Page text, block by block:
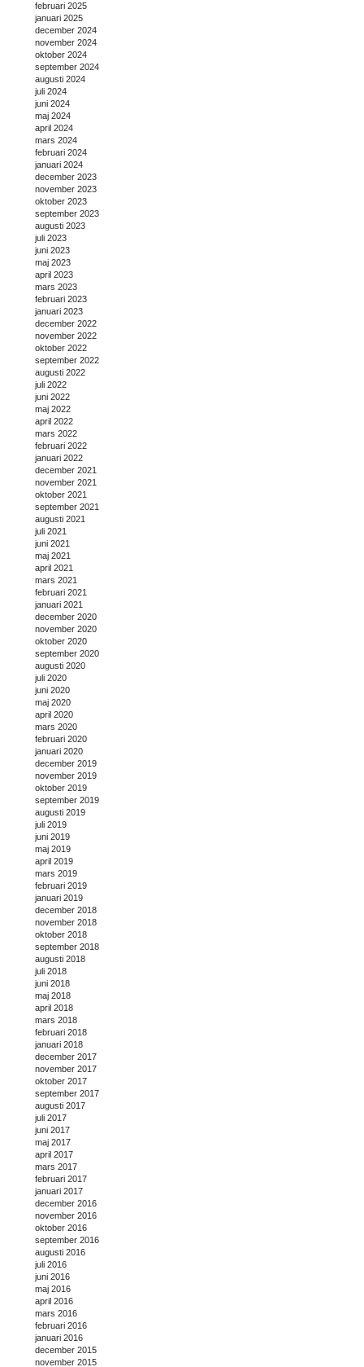
februari 2025
januari 2025
december 2024
november 2024
oktober 2024
september 2024
augusti 2024
juli 2024
juni 2024
maj 2024
april 2024
mars 2024
februari 2024
januari 2024
december 2023
november 2023
oktober 2023
september 2023
augusti 2023
juli 2023
juni 2023
maj 2023
april 2023
mars 2023
februari 2023
januari 2023
december 2022
november 2022
oktober 2022
september 2022
augusti 2022
juli 2022
juni 2022
maj 2022
april 2022
mars 2022
februari 2022
januari 2022
december 2021
november 2021
oktober 2021
september 2021
augusti 2021
juli 2021
juni 2021
maj 2021
april 2021
mars 2021
februari 2021
januari 2021
december 2020
november 2020
oktober 2020
september 2020
augusti 2020
juli 2020
juni 2020
maj 2020
april 2020
mars 2020
februari 2020
januari 2020
december 2019
november 2019
oktober 2019
september 2019
augusti 2019
juli 2019
juni 2019
maj 2019
april 2019
mars 2019
februari 2019
januari 2019
december 2018
november 2018
oktober 2018
september 2018
augusti 2018
juli 2018
juni 2018
maj 2018
april 2018
mars 2018
februari 2018
januari 2018
december 2017
november 2017
oktober 2017
september 2017
augusti 2017
juli 2017
juni 2017
maj 2017
april 2017
mars 2017
februari 2017
januari 2017
december 2016
november 2016
oktober 2016
september 2016
augusti 2016
juli 2016
juni 2016
maj 2016
april 2016
mars 2016
februari 2016
januari 2016
december 2015
november 2015